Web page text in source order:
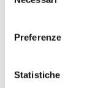
Preferenze
Statistiche